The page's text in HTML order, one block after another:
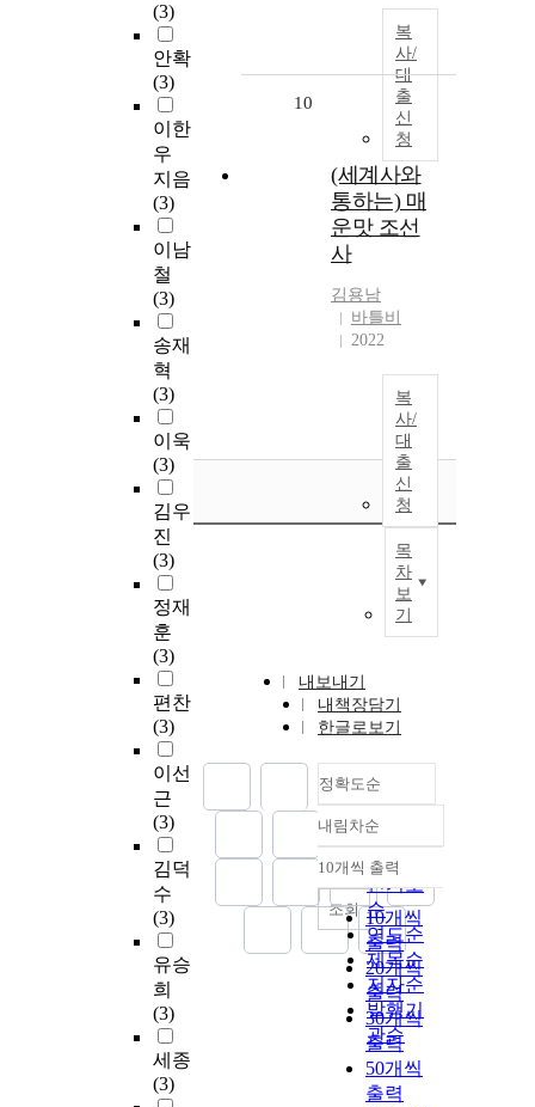
(3)
안확
(3)
이한
우
지음
(3)
이남
철
(3)
송재
혁
(3)
이욱
(3)
김우
진
(3)
정재
훈
(3)
편찬
(3)
이선
근
(3)
김덕
수
(3)
유승
희
(3)
세종
(3)
복
사/
대
출
신
청
10
(세계사와
통하는) 매
운맛 조선
사
김용남
바틀비
2022
복
사/
대
출
신
청
목
차
보
기
내보내기
내책장담기
한글로보기
정확도순
정확도
순
인기도
순
연도순
제목순
저자순
발행기
관순
내림차순
내림차순
10개씩 출력
10개씩
출력
20개씩
출력
30개씩
출력
50개씩
출력
조회